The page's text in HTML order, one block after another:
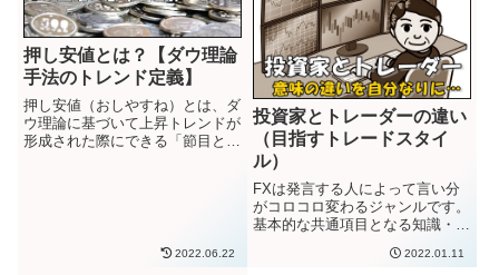
押し安値とは？【ダウ理論
手法のトレンド定義】
押し安値（おしやすね）とは、ダ
ウ理論に基づいて上昇トレンドが
形成された際にできる「節目とな
2022.06.22
投資家とトレーダーの違い
（目指すトレードスタイ
ル）
FXは発言する人によって言い分
がコロコロ変わるジャンルです。
基本的な共通項目となる知識・専
方すらも人によっては違ったりし
2022.01.11